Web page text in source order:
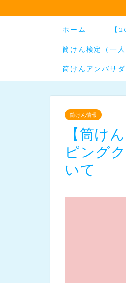
ホーム 【
筒けん検定（一
筒けんアンバサダ
筒けん情報
【筒け
ピング
いて